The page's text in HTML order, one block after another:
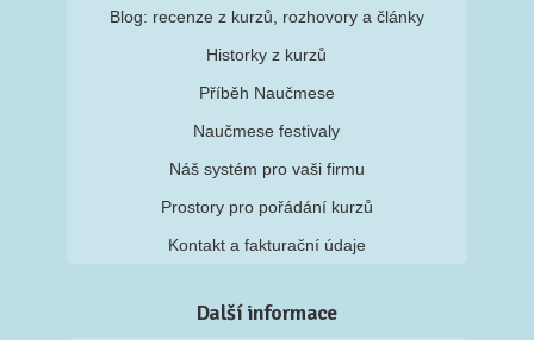
Blog: recenze z kurzů, rozhovory a články
Historky z kurzů
Příběh Naučmese
Naučmese festivaly
Náš systém pro vaši firmu
Prostory pro pořádání kurzů
Kontakt a fakturační údaje
Další informace